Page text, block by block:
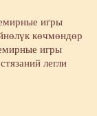
игры
көчмөндөр
игры
легли